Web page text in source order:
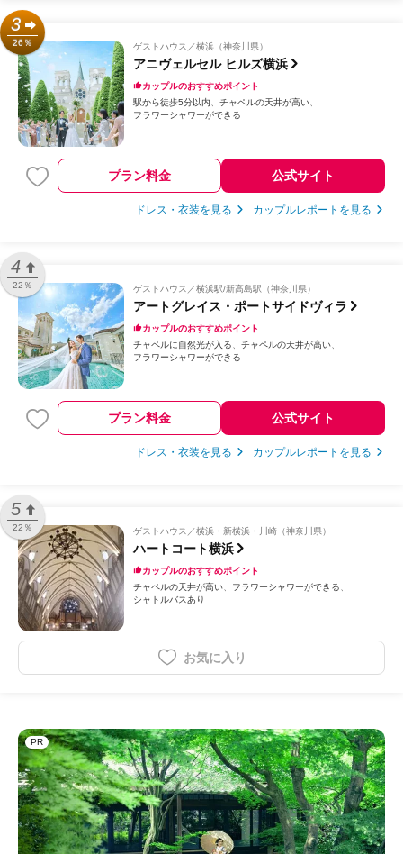
3
26％ ゲストハウス 横浜（神奈川県）
アニヴェルセル ヒルズ横浜
カップルのおすすめポイント
駅から徒歩5分以内
チャペルの天井が高い
フラワーシャワーができる
プラン料金 公式サイト
ドレス・衣装を見る カップルレポートを見る
4
22％ ゲストハウス 横浜駅/新高島駅（神奈川県）
アートグレイス・ポートサイドヴィラ
カップルのおすすめポイント
チャペルに自然光が入る
チャペルの天井が高い
フラワーシャワーができる
プラン料金 公式サイト
ドレス・衣装を見る カップルレポートを見る
5
22％ ゲストハウス 横浜・新横浜・川崎（神奈川県）
ハートコート横浜
カップルのおすすめポイント
チャペルの天井が高い
フラワーシャワーができる
シャトルバスあり
お気に入り
PR